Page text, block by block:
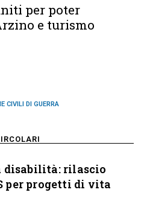
per poter
e turismo
CIVILI DI GUERRA
disabilità: rilascio
per progetti di vita